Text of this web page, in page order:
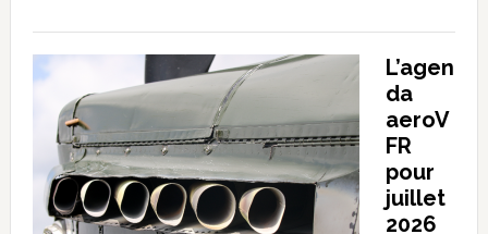
L’agen
da
aeroV
FR
pour
juillet
2026